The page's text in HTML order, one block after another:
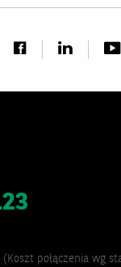
połączenia wg